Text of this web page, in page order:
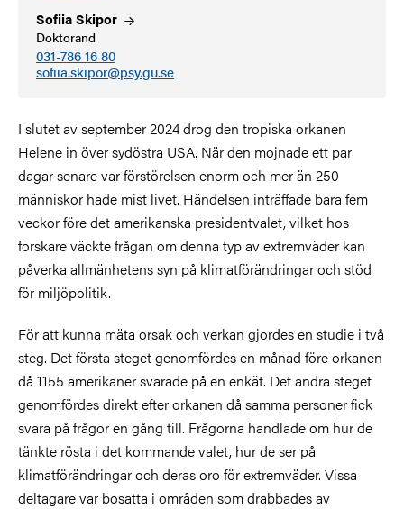
SofiiaSkipor
Doktorand
031-786 16 80
sofiia.skipor@psy.gu.se
I slutet av september 2024 drog den tropiska orkanen
Helene in över sydöstra USA. När den mojnade ett par
dagar senare var förstörelsen enorm och mer än 250
människor hade mist livet. Händelsen inträffade bara fem
veckor före det amerikanska presidentvalet, vilket hos
forskare väckte frågan om denna typ av extremväder kan
påverka allmänhetens syn på klimatförändringar och stöd
för miljöpolitik.
För att kunna mäta orsak och verkan gjordes en studie i två
steg. Det första steget genomfördes en månad före orkanen
då 1155 amerikaner svarade på en enkät. Det andra steget
genomfördes direkt efter orkanen då samma personer fick
svara på frågor en gång till. Frågorna handlade om hur de
tänkte rösta i det kommande valet, hur de ser på
klimatförändringar och deras oro för extremväder. Vissa
deltagare var bosatta i områden som drabbades av